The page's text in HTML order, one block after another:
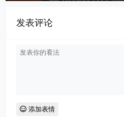
发表评论
添加表情